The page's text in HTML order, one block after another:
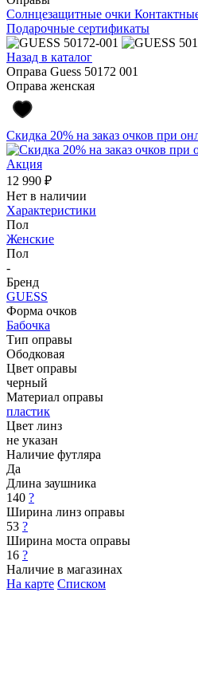
Солнцезащитные очки
Подарочные сертификаты
Назад в каталог
Оправа Guess 50172 001
Оправа женская
Скидка 20% на заказ очков при
Акция
12 990 ₽
Нет в наличии
Характеристики
Пол
Женские
Пол
-
Бренд
GUESS
Форма очков
Бабочка
Тип оправы
Ободковая
Цвет оправы
черный
Материал оправы
пластик
Цвет линз
не указан
Наличие футляра
Да
Длина заушника
140 ?
Ширина линз оправы
53 ?
Ширина моста оправы
16 ?
Наличие в магазинах
На карте Списком